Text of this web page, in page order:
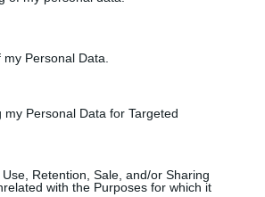
Personal Data.
Personal Data for Targeted
Retention, Sale, and/or Sharing
with the Purposes for which it